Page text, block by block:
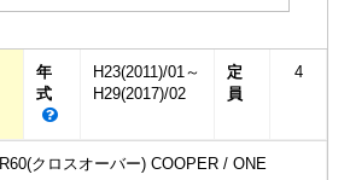
年
式
H23(2011)/01～
H29(2017)/02
定
員
4
R60(クロスオーバー) COOPER / ONE